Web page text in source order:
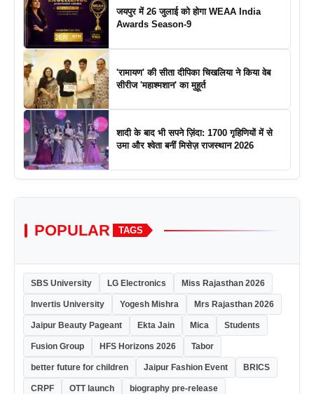
जयपुर में 26 जुलाई को होगा WEAA India
Awards Season-9
'रामायण' की सीता दीपिका चिखलिया ने किया वेब
सीरीज 'महाश्मशान' का मुहूर्त
शादी के बाद भी सपने ज़िंदा: 1700 गृहिणियों में से
उमा और श्वेता बनीं मिसेज़ राजस्थान 2026
POPULAR TAGS
SBS University LG Electronics Miss Rajasthan 2026
Invertis University Yogesh Mishra Mrs Rajasthan 2026
Jaipur Beauty Pageant Ekta Jain Mica Students
Fusion Group HFS Horizons 2026 Tabor
better future for children Jaipur Fashion Event BRICS
CRPF OTT launch biography pre-release